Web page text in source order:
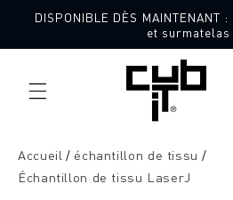
directement
DISPONIBLE DÈS
et surmatelas
Accueil
échantillon de tissu
Échantillon de tissu LaserJ
10